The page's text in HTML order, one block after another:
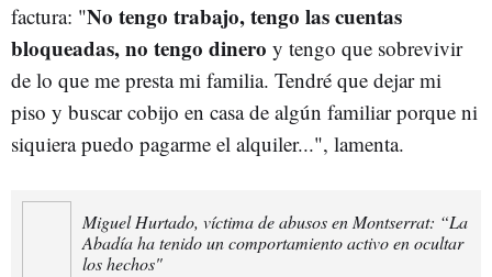
factura: "No tengo trabajo, tengo las cuentas
bloqueadas, no tengo dinero y tengo que sobrevivir
de lo que me presta mi familia. Tendré que dejar mi
piso y buscar cobijo en casa de algún familiar porque ni
siquiera puedo pagarme el alquiler...", lamenta.
Miguel Hurtado, víctima de abusos en Montserrat: “La
Abadía ha tenido un comportamiento activo en ocultar
los hechos"